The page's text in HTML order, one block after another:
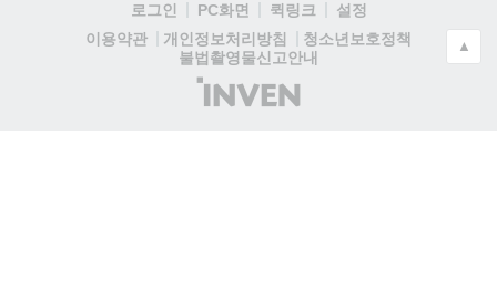
로그인 PC화면 퀵링크
설정
이용약관
개인정보처리방침
청소년보호정책
불법촬영물신고안내
(주)
인
▲